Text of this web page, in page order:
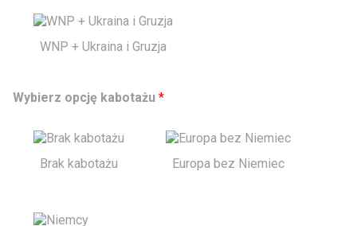
WNP + Ukraina i Gruzja
Wybierz opcję kabotażu *
Brak kabotażu Europa bez Niemiec